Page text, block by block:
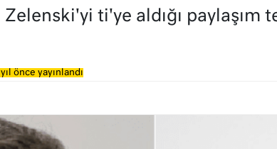
ti'ye aldığı paylaşım
önce yayınlandı